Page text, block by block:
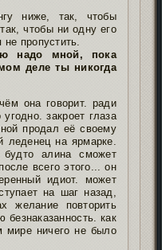
ниже, так, чтобы
чтобы ни одну его
пропустить.
надо мной, пока
деле ты никогда
она говорит. ради
закроет глаза
продал её своему
леденец на ярмарке.
будто алина сможет
всего этого... он
идиот. может
на шаг назад,
желание повторить
безнаказанность. как
мире ничего не было